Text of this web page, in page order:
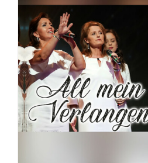
CD: Alte Lieder in
von 1986-